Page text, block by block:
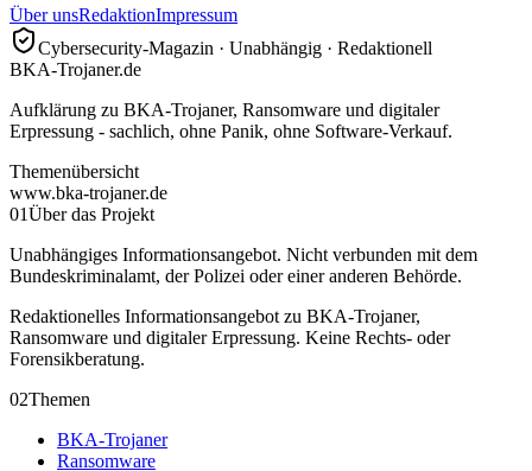
Über unsRedaktionImpressum
Cybersecurity-Magazin · Unabhängig · Redaktionell
BKA-Trojaner.de
Aufklärung zu BKA-Trojaner, Ransomware und digitaler
Erpressung - sachlich, ohne Panik, ohne Software-Verkauf.
Themenübersicht
www.bka-trojaner.de
01Über das Projekt
Unabhängiges Informationsangebot. Nicht verbunden mit dem
Bundeskriminalamt, der Polizei oder einer anderen Behörde.
Redaktionelles Informationsangebot zu BKA-Trojaner,
Ransomware und digitaler Erpressung. Keine Rechts- oder
Forensikberatung.
02Themen
BKA-Trojaner
Ransomware